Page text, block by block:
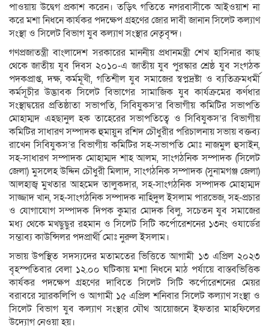
পাওয়ায় উদ্বেগ প্রকাশ করেন। তড়িৎ গতিতে নগরবাসীকে আইওয়াশ না
করে মশা নিধনে কার্যকর পদক্ষেপ গ্রহণের জোর দাবী জানান সিলেট কল্যাণ
সংস্থা ও সিলেট বিভাগ যুব কল্যাণ সংস্থার নেতৃবৃন্দ।
গণপ্রজাতন্ত্রী বাংলাদেশ সরকারের মাননীয় প্রধানমন্ত্রী শেখ হাসিনার কাছ
থেকে জাতীয় যুব দিবস ২০১০-এ জাতীয় যুব পুরস্কার শ্রেষ্ঠ যুব সংগঠক
পদকপ্রাপ্ত, দক্ষ, কর্মমূখী, গতিশীল যুব সমাজের স্বপ্নদ্রষ্টা ও ব্যতিক্রমধর্মী
কর্মসূচীর উদ্ভাবক সিলেট বিভাগের সামাজিক যুব কার্যক্রমের কর্ণধার
সংস্থাদ্বয়ের প্রতিষ্ঠাতা সভাপতি, সিবিযুকস’র বিভাগীয় কমিটির সভাপতি
মোহাম্মদ এহছানুল হক তাহেরের সভাপতিত্বে ও সিবিযুকস’র বিভাগীয়
কমিটির সাধারণ সম্পাদক হুমায়ুন রশিদ চৌধুরীর পরিচালনায় সভায় বক্তব্য
রাখেন সিবিযুকস’র বিভাগীয় কমিটির সহ-সভাপতি মোঃ নাজমুল হুসাইন,
সহ-সাধারণ সম্পাদক মোহাম্মদ শাহ আলম, সাংগঠনিক সম্পাদক (সিলেট
জেলা) মুসলেহ উদ্দিন চৌধুরী মিলাদ, সাংগঠনিক সম্পাদক (সুনামগঞ্জ জেলা)
আলহাজ্ব মুখতার আহমেদ তালুকদার, সহ-সাংগঠনিক সম্পাদক মোহাম্মদ
সাজ্জাদ খান, সহ-সাংগঠনিক সম্পাদক নাহিদুল ইসলাম পারভেজ, সহ-প্রচার
ও যোগাযোগ সম্পাদক দিপক কুমার মোদক বিলু, সচেতন যুব সমাজের
মধ্য থেকে মখছুছুর রহমান ও সিলেট সিটি কর্পোরেশনের ১৩নং ওযার্ডের
সম্ভাব্য কাউন্সিলর পদপ্রার্থী মোঃ নুরুল ইসলাম।
সভায় উপস্থিত সদস্যদের মতামতের ভিত্তিতে আগামী ১৩ এপ্রিল ২০২৩
বৃহস্পতিবার বেলা ১২.০০ ঘটিকায় মশা নিধনে মাঠ পর্যায়ে বাস্তবভিত্তিক
কার্যকর পদক্ষেপ গ্রহণের দাবিতে সিলেট সিটি কর্পোরেশনের মেয়র
বরাবরে স্মারকলিপি ও আগামী ১৫ এপ্রিল শনিবার সিলেট কল্যাণ সংস্থা ও
সিলেট বিভাগ যুব কল্যাণ সংস্থার যৌথ আয়োজনে ইফতার মাহফিলের
উদ্যোগ নেওয়া হয়।